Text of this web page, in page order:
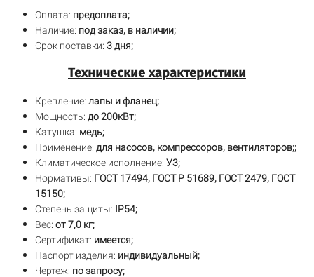
Оплата: предоплата;
Наличие: под заказ, в наличии;
Срок поставки: 3 дня;
Технические характеристики
Крепление: лапы и фланец;
Мощность: до 200кВт;
Катушка: медь;
Применение: для насосов, компрессоров, вентиляторов;;
Климатическое исполнение: У3;
Нормативы: ГОСТ 17494, ГОСТ Р 51689, ГОСТ 2479, ГОСТ
15150;
Степень защиты: IP54;
Вес: от 7,0 кг;
Сертификат: имеется;
Паспорт изделия: индивидуальный;
Чертеж: по запросу;